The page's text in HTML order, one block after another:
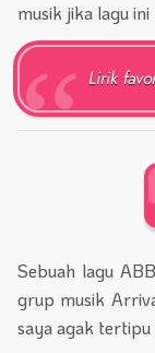
musik jika lagu
Lirik
Sebuah lagu
grup musik
saya agak tertipu